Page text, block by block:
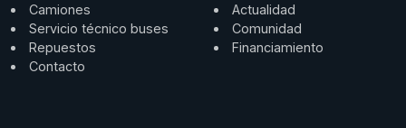
Camiones
Servicio técnico buses
Repuestos
Contacto
Actualidad
Comunidad
Financiamiento